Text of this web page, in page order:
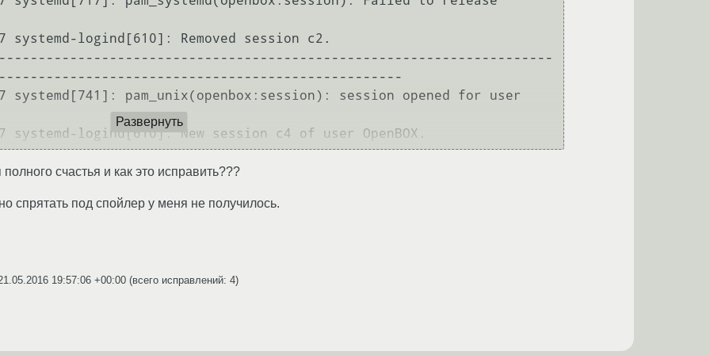
systemd-logind[610]: Removed session c2.
systemd[741]: pam_unix(openbox:session): session opened for user
Развернуть
счастья и как это исправить???
спрятать под спойлер у меня не получилось.
19:57:06 +00:00 (всего исправлений: 4)